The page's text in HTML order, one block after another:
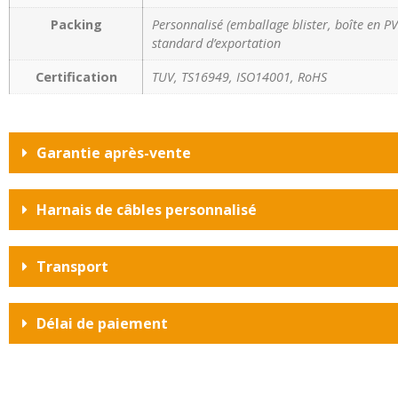
Packing
Personnalisé (emballage blister, boîte en
standard d’exportation
Certification
TUV, TS16949, ISO14001, RoHS
Garantie après-vente
Harnais de câbles personnalisé
Transport
Délai de paiement